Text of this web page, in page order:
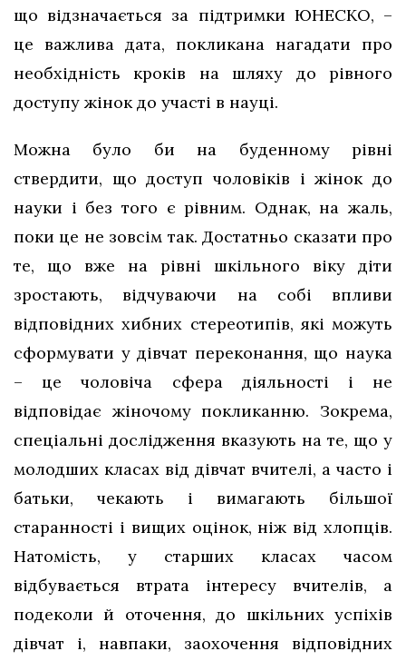
що відзначається за підтримки ЮНЕСКО, –
це важлива дата, покликана нагадати про
необхідність кроків на шляху до рівного
доступу жінок до участі в науці.
Можна було би на буденному рівні
ствердити, що доступ чоловіків і жінок до
науки і без того є рівним. Однак, на жаль,
поки це не зовсім так. Достатньо сказати про
те, що вже на рівні шкільного віку діти
зростають, відчуваючи на собі впливи
відповідних хибних стереотипів, які можуть
сформувати у дівчат переконання, що наука
– це чоловіча сфера діяльності і не
відповідає жіночому покликанню. Зокрема,
спеціальні дослідження вказують на те, що у
молодших класах від дівчат вчителі, а часто і
батьки, чекають і вимагають більшої
старанності і вищих оцінок, ніж від хлопців.
Натомість, у старших класах часом
відбувається втрата інтересу вчителів, а
подеколи й оточення, до шкільних успіхів
дівчат і, навпаки, заохочення відповідних